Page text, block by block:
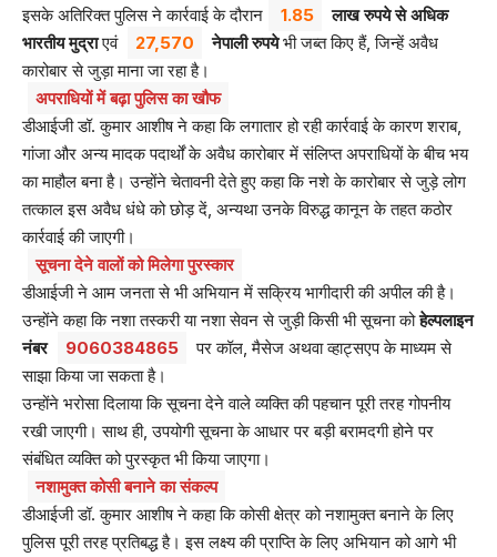
इसके अतिरिक्त पुलिस ने कार्रवाई के दौरान
1.85
लाख रुपये से अधिक
भारतीय मुद्राएवं 27,570 नेपाली रुपयेभी जब्त किए हैं, जिन्हें अवैध
कारोबार से जुड़ा माना जा रहा है।
अपराधियों में बढ़ा पुलिस का खौफ
डीआईजी डॉ. कुमार आशीष ने कहा कि लगातार हो रही कार्रवाई के कारण शराब,
गांजा और अन्य मादक पदार्थों के अवैध कारोबार में संलिप्त अपराधियों के बीच भय
का माहौल बना है। उन्होंने चेतावनी देते हुए कहा कि नशे के कारोबार से जुड़े लोग
तत्काल इस अवैध धंधे को छोड़ दें, अन्यथा उनके विरुद्ध कानून के तहत कठोर
कार्रवाई की जाएगी।
सूचना देने वालों को मिलेगा पुरस्कार
डीआईजी ने आम जनता से भी अभियान में सक्रिय भागीदारी की अपील की है।
उन्होंने कहा कि नशा तस्करी या नशा सेवन से जुड़ी किसी भी सूचना कोहेल्पलाइन
नंबर
9060384865
पर कॉल, मैसेज अथवा व्हाट्सएप के माध्यम से
साझा किया जा सकता है।
उन्होंने भरोसा दिलाया कि सूचना देने वाले व्यक्ति की पहचान पूरी तरह गोपनीय
रखी जाएगी। साथ ही, उपयोगी सूचना के आधार पर बड़ी बरामदगी होने पर
संबंधित व्यक्ति को पुरस्कृत भी किया जाएगा।
नशामुक्त कोसी बनाने का संकल्प
डीआईजी डॉ. कुमार आशीष ने कहा कि कोसी क्षेत्र को नशामुक्त बनाने के लिए
पुलिस पूरी तरह प्रतिबद्ध है। इस लक्ष्य की प्राप्ति के लिए अभियान को आगे भी